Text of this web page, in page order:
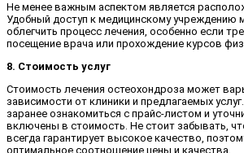
Не менее важным аспектом является
Удобный доступ к медицинскому учреждению
облегчить процесс лечения, особенно если
посещение врача или прохождение курсов
8. Стоимость услуг
Стоимость лечения остеохондроза может
зависимости от клиники и предлагаемых
заранее ознакомиться с прайс-листом и
включены в стоимость. Не стоит забывать,
всегда гарантирует высокое качество,
оптимальное соотношение цены и качества.